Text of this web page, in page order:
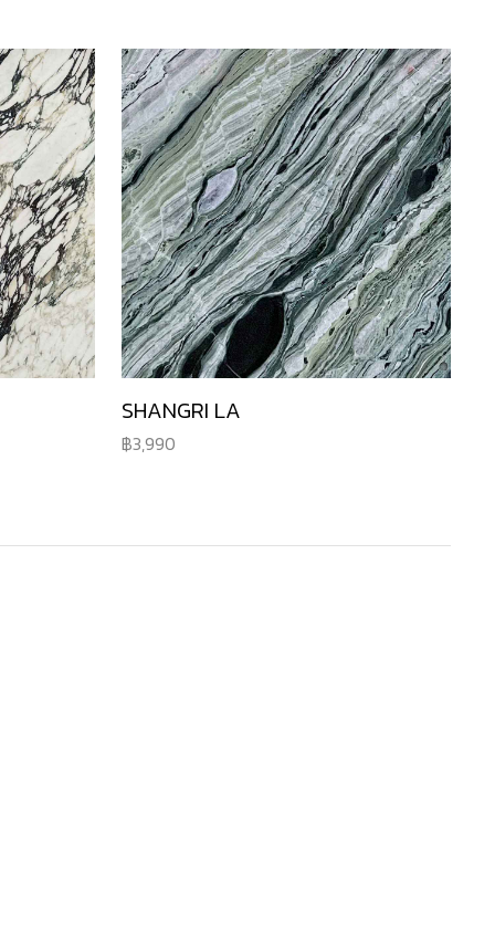
SHANGRI LA
3,990